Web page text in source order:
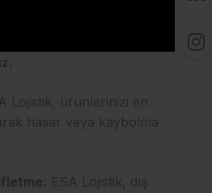
en uygun fiyatlı
Lojistik, ürünlerinizi en
hasar veya kaybolma
ESA Lojistik, dış